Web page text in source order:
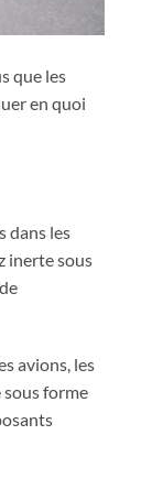
que les
en quoi
dans les
inerte sous
avions, les
sous forme